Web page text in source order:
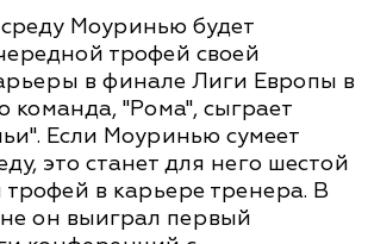
Моуринью будет
трофей своей
в финале Лиги Европы в
команда, "Рома", сыграет
Если Моуринью сумеет
это станет для него шестой
в карьере тренера. В
он выиграл первый